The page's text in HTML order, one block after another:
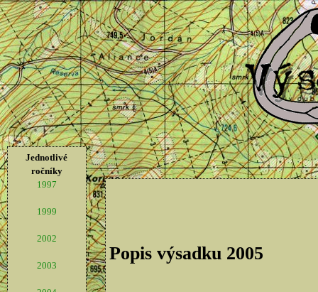
Jednotlivé
ročníky
1997
1999
2002
2003
Popis výsadku 2005